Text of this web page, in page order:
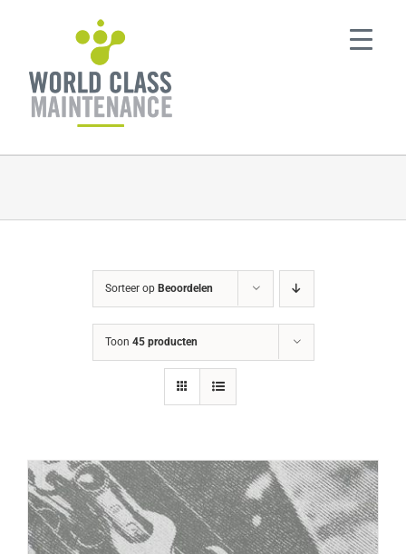
Sorteer op Beoordelen
Toon 45 producten